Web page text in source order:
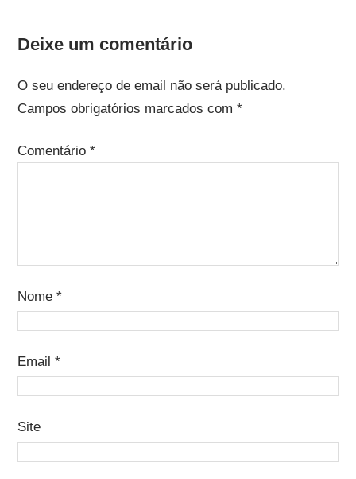
Deixe um comentário
O seu endereço de email não será publicado.
Campos obrigatórios marcados com *
Comentário *
Nome *
Email *
Site